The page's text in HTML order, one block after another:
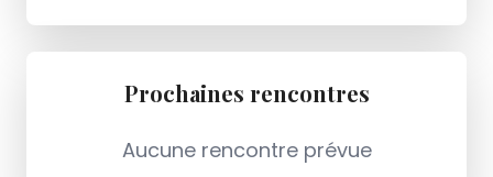
Prochaines rencontres
Aucune rencontre prévue